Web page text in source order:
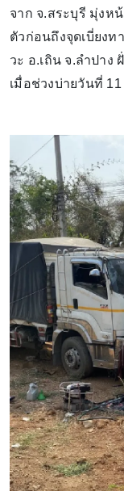
จาก จ.สระบุรี มุ่งห
ตัวก่อนถึงจุดเบี่ยงท
วะ อ.เถิน จ.ลำปา
เมื่อช่วงบ่ายวันที่